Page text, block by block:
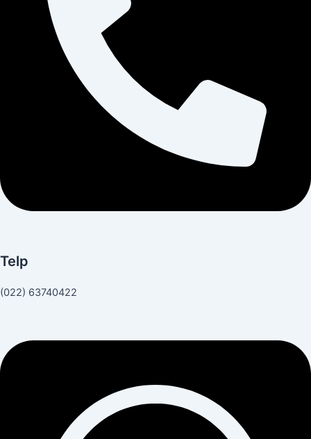
Telp
(022) 63740422